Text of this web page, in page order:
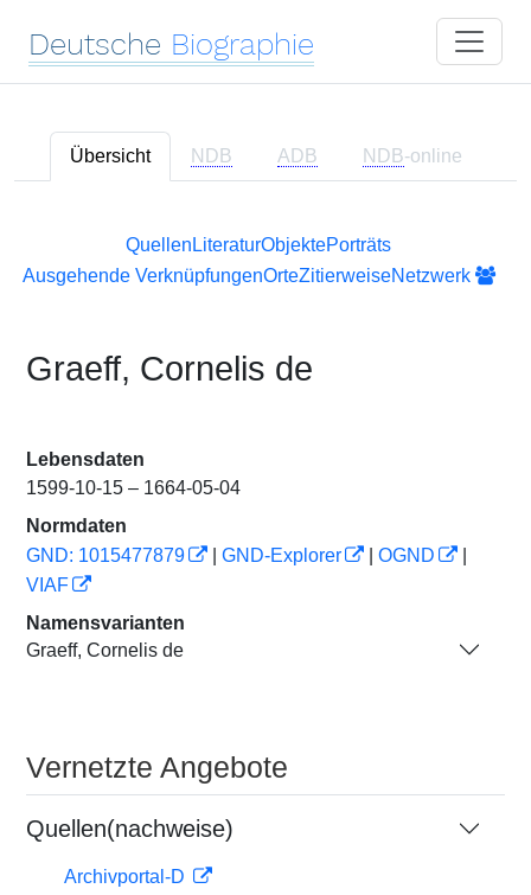
Deutsche Biographie
Übersicht NDB ADB NDB-online
Quellen LiteraturObjektePorträts
Ausgehende VerknüpfungenOrteZitierweiseNetzwerk
Graeff, Cornelis de
Lebensdaten
1599-10-15 – 1664-05-04
Normdaten
GND: 1015477879
GND-Explorer OGND
VIAF
Namensvarianten
Graeff, Cornelis de
Vernetzte Angebote
Quellen(nachweise)
Archivportal-D